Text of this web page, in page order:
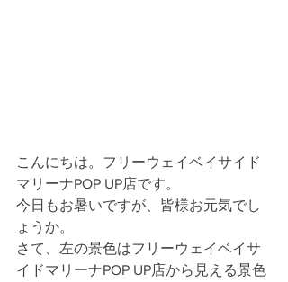
こんにちは。フリーウェイベイサイド
マリーナPOP UP店です。
今日もお暑いですが、皆様お元気でし
ょうか。
さて、左の景色はフリーウェイベイサ
イドマリーナPOP UP店から見える景色